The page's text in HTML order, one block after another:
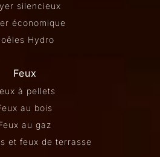
silencieux
économique
Hydro
Feux
à pellets
au bois
au gaz
et feux de terrasse